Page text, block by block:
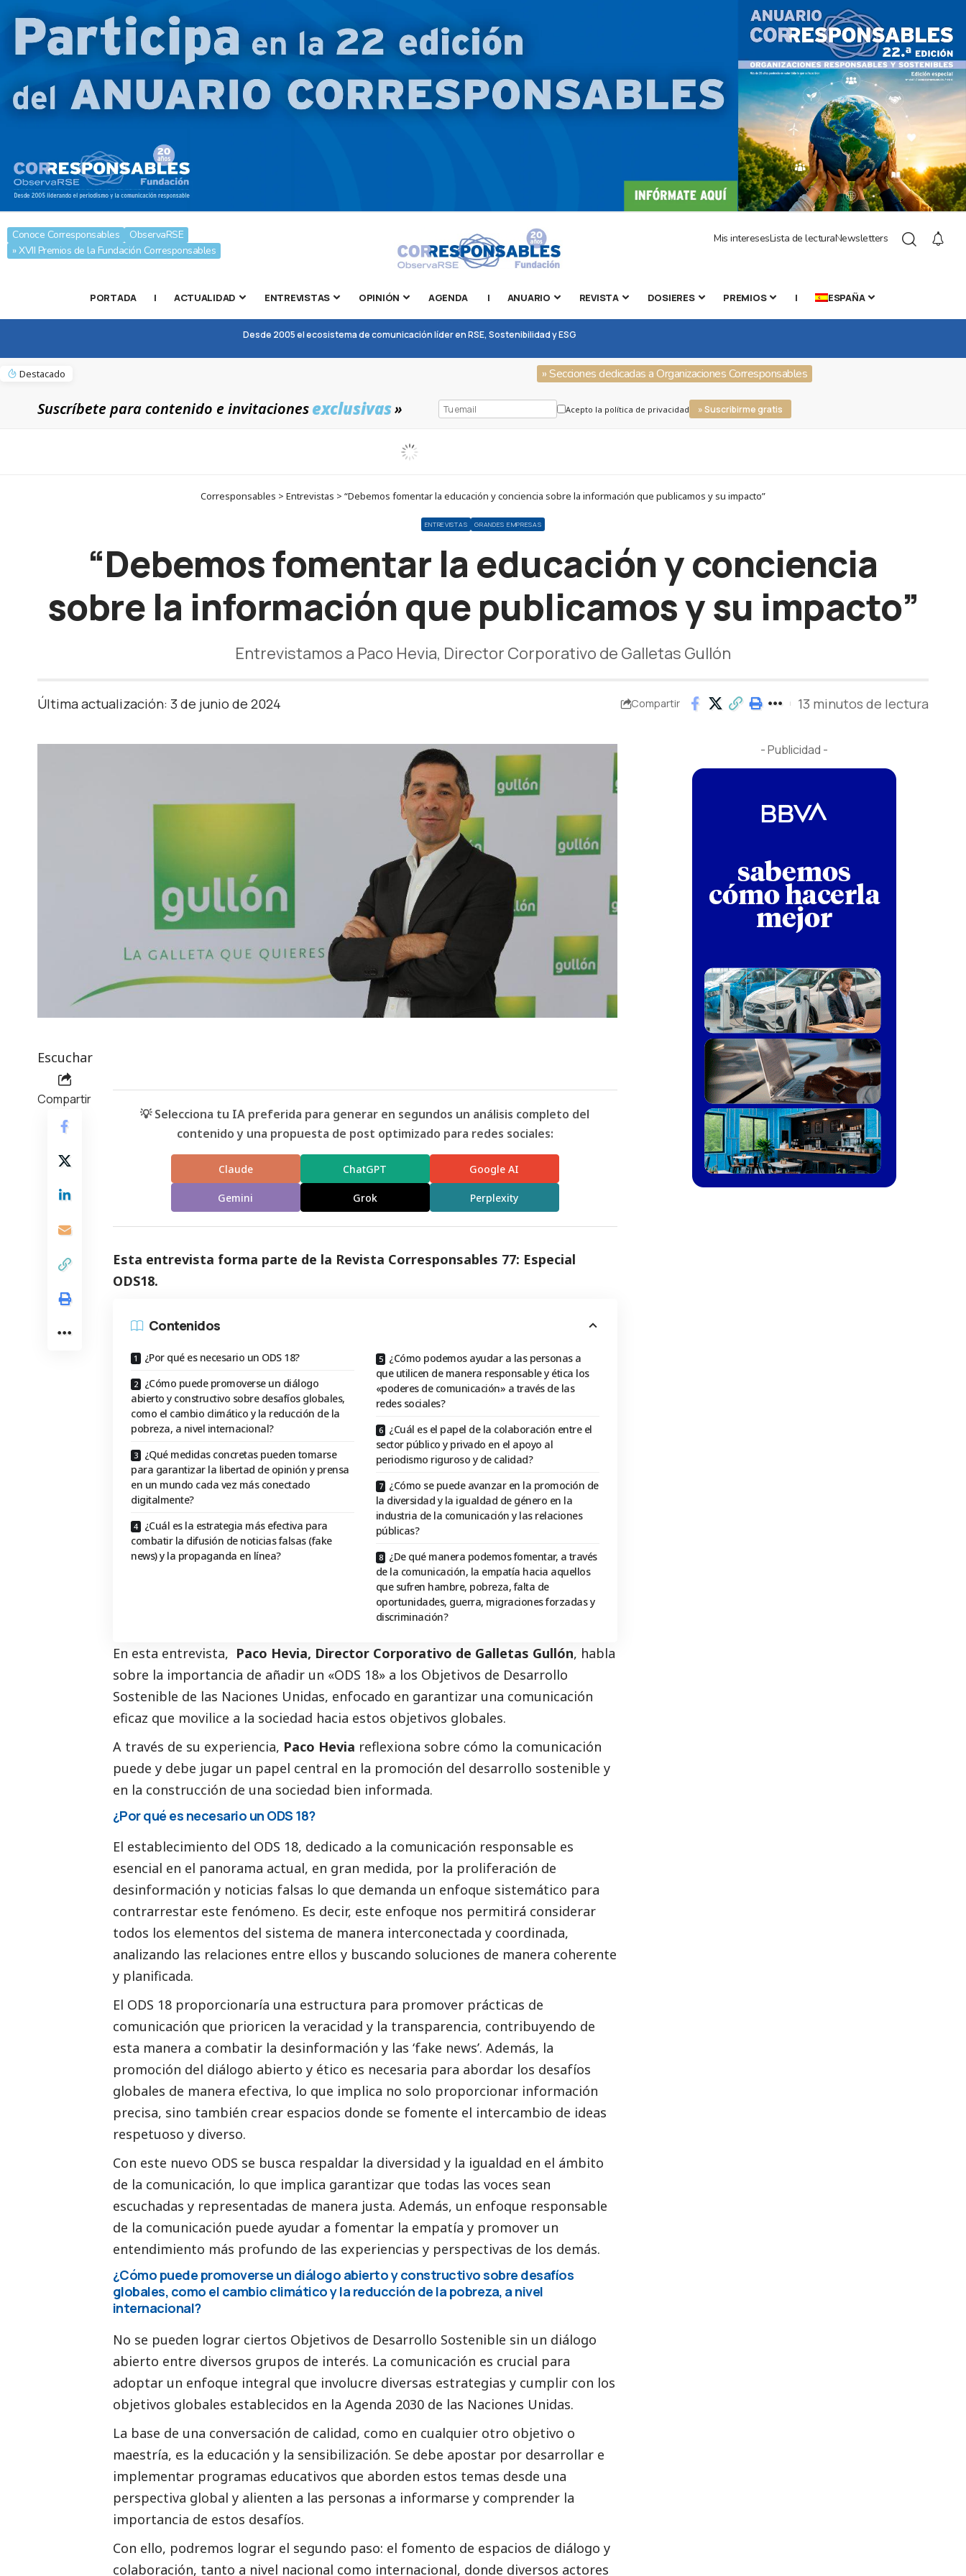
Conoce Corresponsables
ObservaRSE
» XVII Premios de la Fundación Corresponsables
Mis interesesLista de lecturaNewsletters
PORTADA | ACTUALIDAD ENTREVISTAS OPINIÓN AGENDA | ANUARIO REVISTA DOSIERES PREMIOS | ESPAÑA
Desde 2005 el ecosistema de comunicación líder en RSE, Sostenibilidad y ESG
Destacado » Secciones dedicadas a Organizaciones Corresponsables
Suscríbete para contenido e invitacionesexclusivas» Acepto la política de privacidad » Suscribirme gratis
Corresponsables > Entrevistas > “Debemos fomentar la educación y conciencia sobre la información que publicamos y su impacto”
ENTREVISTAS GRANDES EMPRESAS
“Debemos fomentar la educación y conciencia
sobre la información que publicamos y su impacto”
Entrevistamos a Paco Hevia, Director Corporativo de Galletas Gullón
Última actualización: 3 de junio de 2024 Compartir 13 minutos de lectura
Escuchar
Compartir
💡 Selecciona tu IA preferida para generar en segundos un análisis completo del
contenido y una propuesta de post optimizado para redes sociales:
Claude ChatGPT Google AI
Gemini Grok Perplexity
Esta entrevista forma parte de la Revista Corresponsables 77: Especial
ODS18.
Contenidos
¿Por qué es necesario un ODS 18?
¿Cómo puede promoverse un diálogo
abierto y constructivo sobre desafíos globales,
como el cambio climático y la reducción de la
pobreza, a nivel internacional?
¿Qué medidas concretas pueden tomarse
para garantizar la libertad de opinión y prensa
en un mundo cada vez más conectado
digitalmente?
¿Cuál es la estrategia más efectiva para
combatir la difusión de noticias falsas (fake
news) y la propaganda en línea?
¿Cómo podemos ayudar a las personas a
que utilicen de manera responsable y ética los
«poderes de comunicación» a través de las
redes sociales?
¿Cuál es el papel de la colaboración entre el
sector público y privado en el apoyo al
periodismo riguroso y de calidad?
¿Cómo se puede avanzar en la promoción de
la diversidad y la igualdad de género en la
industria de la comunicación y las relaciones
públicas?
¿De qué manera podemos fomentar, a través
de la comunicación, la empatía hacia aquellos
que sufren hambre, pobreza, falta de
oportunidades, guerra, migraciones forzadas y
discriminación?
En esta entrevista, Paco Hevia, Director Corporativo de Galletas Gullón, habla
sobre la importancia de añadir un «ODS 18» a los Objetivos de Desarrollo
Sostenible de las Naciones Unidas, enfocado en garantizar una comunicación
eficaz que movilice a la sociedad hacia estos objetivos globales.
A través de su experiencia, Paco Hevia reflexiona sobre cómo la comunicación
puede y debe jugar un papel central en la promoción del desarrollo sostenible y
en la construcción de una sociedad bien informada.
¿Por qué es necesario un ODS 18?
El establecimiento del ODS 18, dedicado a la comunicación responsable es
esencial en el panorama actual, en gran medida, por la proliferación de
desinformación y noticias falsas lo que demanda un enfoque sistemático para
contrarrestar este fenómeno. Es decir, este enfoque nos permitirá considerar
todos los elementos del sistema de manera interconectada y coordinada,
analizando las relaciones entre ellos y buscando soluciones de manera coherente
y planificada.
El ODS 18 proporcionaría una estructura para promover prácticas de
comunicación que prioricen la veracidad y la transparencia, contribuyendo de
esta manera a combatir la desinformación y las ‘fake news’. Además, la
promoción del diálogo abierto y ético es necesaria para abordar los desafíos
globales de manera efectiva, lo que implica no solo proporcionar información
precisa, sino también crear espacios donde se fomente el intercambio de ideas
respetuoso y diverso.
Con este nuevo ODS se busca respaldar la diversidad y la igualdad en el ámbito
de la comunicación, lo que implica garantizar que todas las voces sean
escuchadas y representadas de manera justa. Además, un enfoque responsable
de la comunicación puede ayudar a fomentar la empatía y promover un
entendimiento más profundo de las experiencias y perspectivas de los demás.
¿Cómo puede promoverse un diálogo abierto y constructivo sobre desafíos
globales, como el cambio climático y la reducción de la pobreza, a nivel
internacional?
No se pueden lograr ciertos Objetivos de Desarrollo Sostenible sin un diálogo
abierto entre diversos grupos de interés. La comunicación es crucial para
adoptar un enfoque integral que involucre diversas estrategias y cumplir con los
objetivos globales establecidos en la Agenda 2030 de las Naciones Unidas.
La base de una conversación de calidad, como en cualquier otro objetivo o
maestría, es la educación y la sensibilización. Se debe apostar por desarrollar e
implementar programas educativos que aborden estos temas desde una
perspectiva global y alienten a las personas a informarse y comprender la
importancia de estos desafíos.
Con ello, podremos lograr el segundo paso: el fomento de espacios de diálogo y
colaboración, tanto a nivel nacional como internacional, donde diversos actores
- Publicidad -